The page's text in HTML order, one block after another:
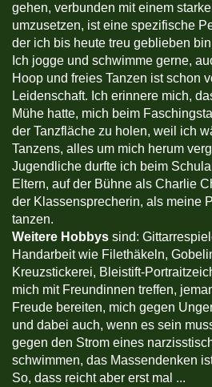
gehen, verbunden mit einem
umzusetzen, ist eine spezifische
der ich bis heute treu geblieben
Ich jogge und schwimme gerne,
Hoop und freies Tanzen ist schon
Leidenschaft. Ich erinnere mich,
Mühe hatte, mich beim
der Tanzfläche zu holen, weil ich
Tanzens, alles um mich herum
Jugendliche durfte ich beim
Eltern, auf der Bühne als Charlie
der Klassensprecherin, als meine
tanzen.
Weitere Hobbys sind:
Handarbeit wie Filethäkeln,
Kreuzstickerei, Bleistift-
mich mit Freundinnen treffen,
Freude bereiten, mich gegen
und dabei auch, wenn es sein
gegen den Strom eines
schwimmen, das Massendenken
So, dass reicht aber erst mal ...